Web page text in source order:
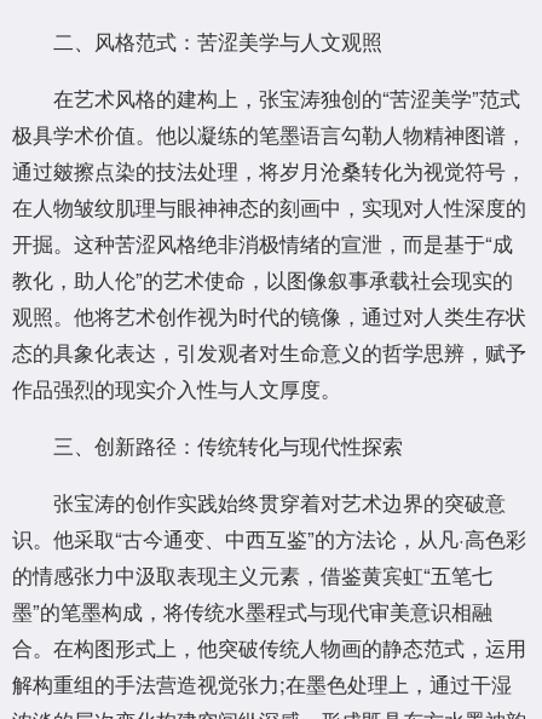
二、风格范式：苦涩美学与人文观照
在艺术风格的建构上，张宝涛独创的“苦涩美学”范式
极具学术价值。他以凝练的笔墨语言勾勒人物精神图谱，
通过皴擦点染的技法处理，将岁月沧桑转化为视觉符号，
在人物皱纹肌理与眼神神态的刻画中，实现对人性深度的
开掘。这种苦涩风格绝非消极情绪的宣泄，而是基于“成
教化，助人伦”的艺术使命，以图像叙事承载社会现实的
观照。他将艺术创作视为时代的镜像，通过对人类生存状
态的具象化表达，引发观者对生命意义的哲学思辨，赋予
作品强烈的现实介入性与人文厚度。
三、创新路径：传统转化与现代性探索
张宝涛的创作实践始终贯穿着对艺术边界的突破意
识。他采取“古今通变、中西互鉴”的方法论，从凡·高色彩
的情感张力中汲取表现主义元素，借鉴黄宾虹“五笔七
墨”的笔墨构成，将传统水墨程式与现代审美意识相融
合。在构图形式上，他突破传统人物画的静态范式，运用
解构重组的手法营造视觉张力;在墨色处理上，通过干湿